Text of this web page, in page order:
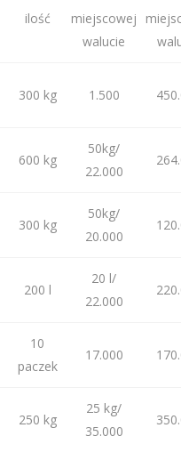
ilość
miejscowej
walucie
300 kg 1.500
600 kg
50kg/
22.000
300 kg
50kg/
20.000
200 l
20 l/
22.000
10
paczek
17.000
250 kg
25 kg/
35.000